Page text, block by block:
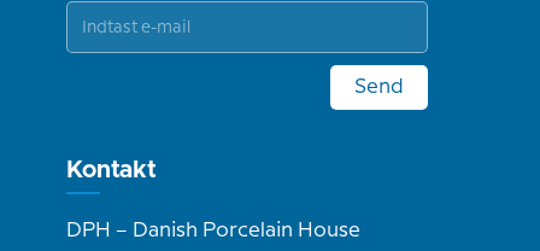
Send
Kontakt
DPH – Danish Porcelain House